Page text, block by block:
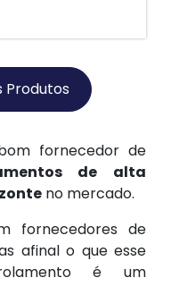
fornecedor de
de alta
no mercado.
fornecedores de
afinal o que esse
é um
Produtos